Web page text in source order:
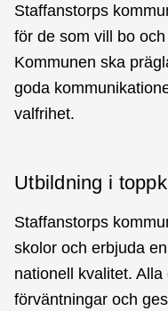
Staffanstorps
för de som vill bo
Kommunen ska
goda
valfrihet.
Utbildning i
Staffanstorps
skolor och erbjuda
nationell kvalitet.
förväntningar och